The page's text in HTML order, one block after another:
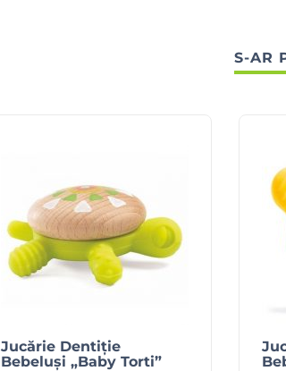
S-AR
Jucărie Dentiție
Bebeluși „Baby Torti”